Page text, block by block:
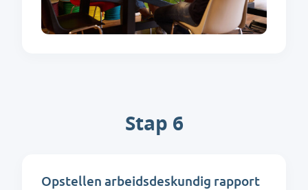
Stap 6
Opstellen arbeidsdeskundig rapport